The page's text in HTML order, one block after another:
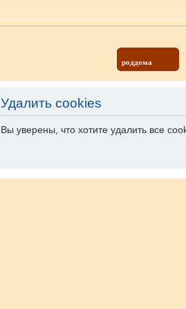
роддома
Удалить cookies
Вы уверены, что хотите удалить все